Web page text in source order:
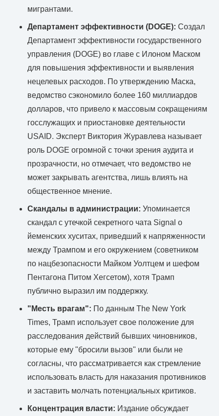
мигрантами.
Департамент эффективности (DOGE): Создал
Департамент эффективности государственного
управления (DOGE) во главе с Илоном Маском
для повышения эффективности и выявления
нецелевых расходов. По утверждению Маска,
ведомство сэкономило более 160 миллиардов
долларов, что привело к массовым сокращениям
госслужащих и приостановке деятельности
USAID. Эксперт Виктория Журавлева называет
роль DOGE огромной с точки зрения аудита и
прозрачности, но отмечает, что ведомство не
может закрывать агентства, лишь влиять на
общественное мнение.
Скандалы в администрации: Упоминается
скандал с утечкой секретного чата Signal о
йеменских хуситах, приведший к напряженности
между Трампом и его окружением (советником
по нацбезопасности Майком Уолтцем и шефом
Пентагона Питом Хегсетом), хотя Трамп
публично выразил им поддержку.
"Месть врагам": По данным The New York
Times, Трамп использует свое положение для
расследования действий бывших чиновников,
которые ему "бросили вызов" или были не
согласны, что рассматривается как стремление
использовать власть для наказания противников
и заставить молчать потенциальных критиков.
Концентрация власти: Издание обсуждает